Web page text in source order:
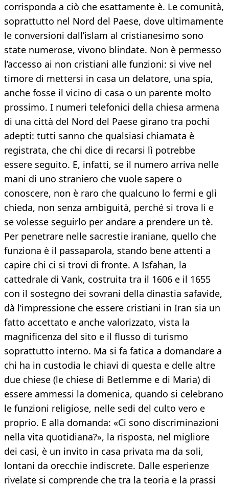
corrisponda a ciò che esattamente è. Le comunità,
soprattutto nel Nord del Paese, dove ultimamente
le conversioni dall’islam al cristianesimo sono
state numerose, vivono blindate. Non è permesso
l’accesso ai non cristiani alle funzioni: si vive nel
timore di mettersi in casa un delatore, una spia,
anche fosse il vicino di casa o un parente molto
prossimo. I numeri telefonici della chiesa armena
di una città del Nord del Paese girano tra pochi
adepti: tutti sanno che qualsiasi chiamata è
registrata, che chi dice di recarsi lì potrebbe
essere seguito. E, infatti, se il numero arriva nelle
mani di uno straniero che vuole sapere o
conoscere, non è raro che qualcuno lo fermi e gli
chieda, non senza ambiguità, perché si trova lì e
se volesse seguirlo per andare a prendere un tè.
Per penetrare nelle sacrestie iraniane, quello che
funziona è il passaparola, stando bene attenti a
capire chi ci si trovi di fronte. A Isfahan, la
cattedrale di Vank, costruita tra il 1606 e il 1655
con il sostegno dei sovrani della dinastia safavide,
dà l’impressione che essere cristiani in Iran sia un
fatto accettato e anche valorizzato, vista la
magnificenza del sito e il flusso di turismo
soprattutto interno. Ma si fa fatica a domandare a
chi ha in custodia le chiavi di questa e delle altre
due chiese (le chiese di Betlemme e di Maria) di
essere ammessi la domenica, quando si celebrano
le funzioni religiose, nelle sedi del culto vero e
proprio. E alla domanda: «Ci sono discriminazioni
nella vita quotidiana?», la risposta, nel migliore
dei casi, è un invito in casa privata ma da soli,
lontani da orecchie indiscrete. Dalle esperienze
rivelate si comprende che tra la teoria e la prassi